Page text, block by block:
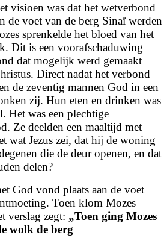
visioen was dat het wetverbond
de voet van de berg Sinaï werden
sprenkelde het bloed van het
Dit is een voorafschaduwing
dat mogelijk werd gemaakt
Direct nadat het verbond
de zeventig mannen God in een
zij. Hun eten en drinken was
Het was een plechtige
Ze deelden een maaltijd met
wat Jezus zei, dat hij de woning
die de deur openen, en dat
delen?
God vond plaats aan de voet
Toen klom Mozes
verslag zegt: „Toen ging Mozes
wolk de berg